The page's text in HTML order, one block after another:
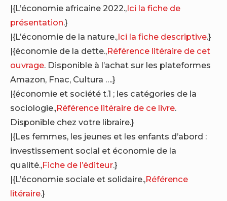
|{L’économie africaine 2022.,Ici la fiche de
présentation.}
|{L’économie de la nature.,Ici la fiche descriptive.}
|{économie de la dette.,Référence litéraire de cet
ouvrage. Disponible à l’achat sur les plateformes
Amazon, Fnac, Cultura ….}
|{économie et société t.1 ; les catégories de la
sociologie.,Référence litéraire de ce livre.
Disponible chez votre libraire.}
|{Les femmes, les jeunes et les enfants d’abord :
investissement social et économie de la
qualité.,Fiche de l’éditeur.}
|{L’économie sociale et solidaire.,Référence
litéraire.}